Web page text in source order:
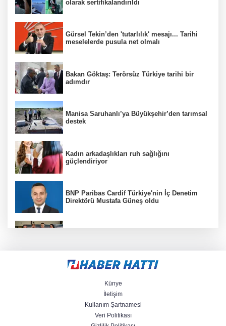
olarak sertifikalandırıldı
Gürsel Tekin’den 'tutarlılık' mesajı... Tarihi
meselelerde pusula net olmalı
Bakan Göktaş: Terörsüz Türkiye tarihi bir
adımdır
Manisa Saruhanlı’ya Büyükşehir’den tarımsal
destek
Kadın arkadaşlıkları ruh sağlığını
güçlendiriyor
BNP Paribas Cardif Türkiye'nin İç Denetim
Direktörü Mustafa Güneş oldu
71 ilde dev narkotik operasyonu: 844
Künye
İletişim
Kullanım Şartnamesi
Veri Politikası